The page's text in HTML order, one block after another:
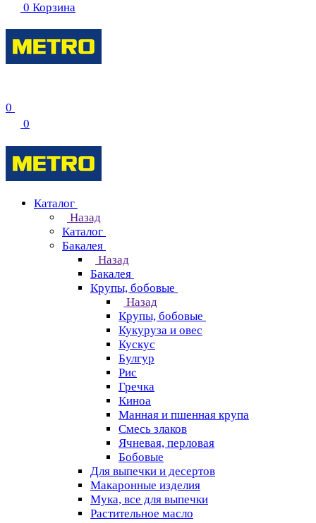
0 Корзина
0
0
Каталог
Назад
Каталог
Бакалея
Назад
Бакалея
Крупы, бобовые
Назад
Крупы, бобовые
Кукуруза и овес
Кускус
Булгур
Рис
Гречка
Киноа
Манная и пшенная крупа
Смесь злаков
Ячневая, перловая
Бобовые
Для выпечки и десертов
Макаронные изделия
Мука, все для выпечки
Растительное масло